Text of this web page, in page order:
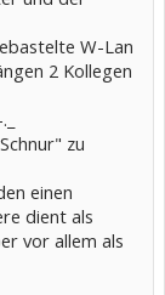
W-Lan
2 Kollegen
zu
einen
dient als
vor allem als